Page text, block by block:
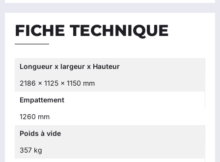
FICHE TECHNIQUE
Longueur x largeur x Hauteur
2186 x 1125 x 1150 mm
Empattement
1260 mm
Poids à vide
357 kg